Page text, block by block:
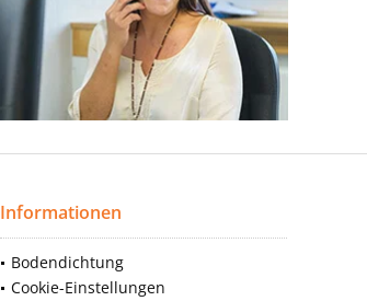
Informationen
Bodendichtung
Cookie-Einstellungen